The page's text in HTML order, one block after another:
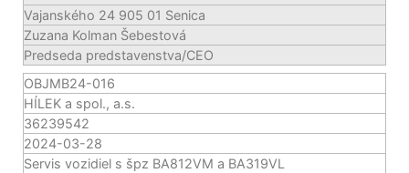
Vajanského 24 905 01 Senica
Zuzana Kolman Šebestová
Predseda predstavenstva/CEO
OBJMB24-016
HÍLEK a spol., a.s.
36239542
2024-03-28
Servis vozidiel s špz BA812VM a BA319VL